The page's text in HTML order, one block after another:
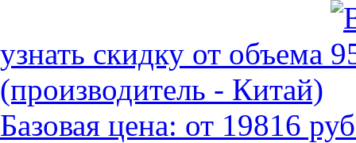
узнать скидку от объема
(производитель - Китай)
Базовая цена: от 19816